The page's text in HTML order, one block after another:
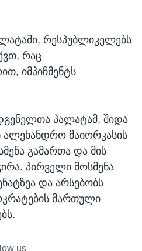
რესპუბლიკელებს
რაც
იმპიჩმენტს
პალატამ, შიდა
ალეხანდრო მაიორკასის
გამართა და მის
პირველი მოსმენა
და არსებობს
მართული
us